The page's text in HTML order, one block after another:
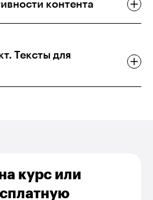
контента
Тексты для
курс или